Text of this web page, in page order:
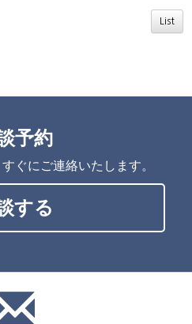
List
予約
ぐにご連絡いたします。
する